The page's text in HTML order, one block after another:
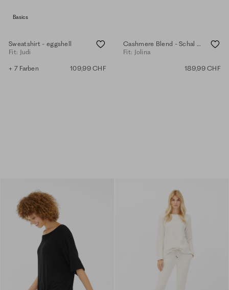
Basics
Sweatshirt - eggshell
Fit: Judi
+ 7 Farben 109,99 CHF
Cashmere Blend - Schal - black
Fit: Jolina
189,99 CHF